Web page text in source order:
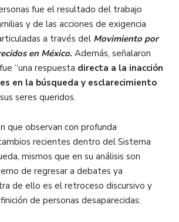
fue el resultado del trabajo
y de las acciones de exigencia
a través del Movimiento por
en México. Además, señalaron
“una respuesta directa a la inacción
en la búsqueda y esclarecimiento
seres queridos.
que observan con profunda
recientes dentro del Sistema
mismos que en su análisis son
de regresar a debates ya
de ello es el retroceso discursivo y
de personas desaparecidas: